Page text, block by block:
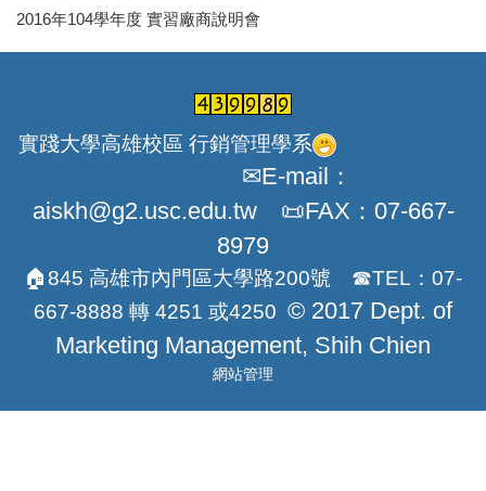
2016年104學年度 實習廠商說明會
實踐大學高雄校區 行銷管理學系
✉E-mail：
aiskh@g2.usc.edu.tw 📜FAX：07-667-
8979
🏠845 高雄市內門區大學路200號 ☎TEL：07-
667-8888 轉 4251 或4250 © 2017 Dept. of
Marketing Management, Shih Chien
網站管理